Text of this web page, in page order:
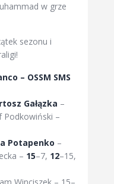
w grze
sezonu i
– OSSM SMS
Gałązka –
Podkowiński –
Potapenko –
– 15–7, 12–15,